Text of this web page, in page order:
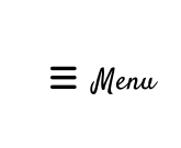
Menu